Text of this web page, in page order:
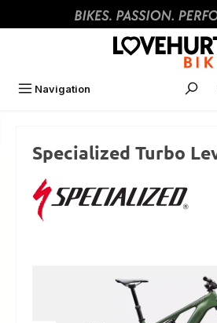
Zum Hauptinhalt springen
Navigation
Specialized Turbo